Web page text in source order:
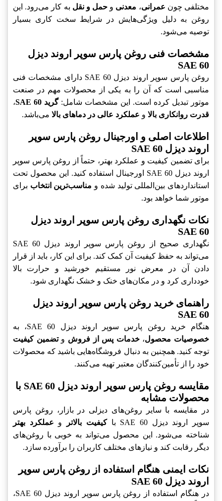
مختلفی چون عمرانی، معدنی و حمل و نقل به کار می‌رود. این
روغن به دلیل ویژگی‌هایش در شرایط سخت کاری بسیار
توصیه می‌شود.
مشخصات فنی روغن پارس سوپر اروند دیزل
SAE 60
روغن پارس سوپر اروند دیزل SAE 60 دارای مشخصات فنی
مناسبی است که آن را به یکی از محصولات مهم در صنعت
موتور تبدیل کرده است. این مشخصات شامل:گرید SAE 60
،
قدرت روانکاری بالا و عملکرد عالی در دماهای بالا می‌باشد.
اطلاعات اصلی و اورجینال روغن پارس سوپر
اروند دیزل SAE 60
برای تضمین کیفیت و عملکرد بهتر، حتماً از روغن پارس سوپر
اروند دیزل SAE 60 اورجینال استفاده کنید. این محصول تحت
استانداردهای بین‌المللی تولید شده و مناسب‌ترین انتخاب برای
موتور شما خواهد بود.
نکات نگهداری روغن پارس سوپر اروند دیزل
SAE 60
نگهداری صحیح از روغن پارس سوپر اروند دیزل SAE 60
می‌تواند به حفظ کیفیت آن کمک کند. برای این کار، باید از قرار
دادن آن در معرض نور مستقیم خورشید و حرارت بالا
خودداری کرد و در مکان‌های خنک و خشک نگهداری شود.
راهنمای خرید روغن پارس سوپر اروند دیزل
SAE 60
هنگام خرید روغن پارس سوپر اروند دیزل SAE 60، به
خصوصیات محصول،خدمات پس از فروش وتضمین کیفیت
توجه کنید. همچنین به دنبال فروشگاه‌هایی باشید که محصولات
خود را از تأمین‌کنندگان معتبر تهیه می‌کنند.
مقایسه روغن پارس سوپر اروند دیزل SAE 60 با
محصولات مشابه
در مقایسه با سایر روغن‌های دیزلی در بازار، روغن پارس
سوپر اروند دیزل SAE 60 با
کیفیت بالاتر و عملکرد بهتر
شناخته می‌شود. این محصول می‌تواند به خوبی با روغن‌های
دیگر رقابت کند و نیازهای مختلف کاربران را برآورده سازد.
نکات ایمنی هنگام استفاده از روغن پارس سوپر
اروند دیزل SAE 60
در هنگام استفاده از روغن پارس سوپر اروند دیزل SAE 60،